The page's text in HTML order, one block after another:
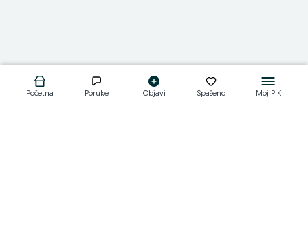
Početna Poruke Objavi Spašeno Moj PIK